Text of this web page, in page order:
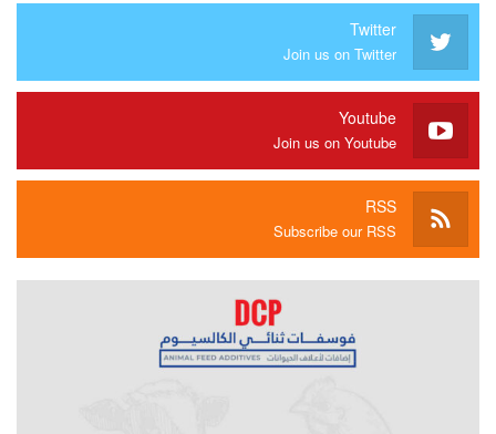
Twitter
Join us on Twitter
Youtube
Join us on Youtube
RSS
Subscribe our RSS